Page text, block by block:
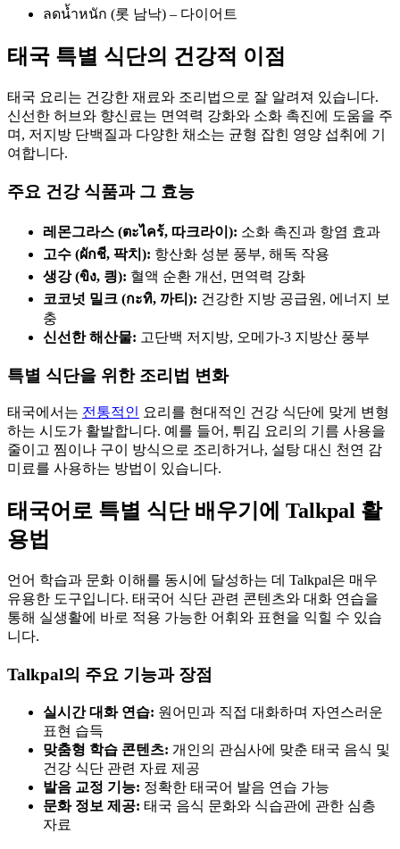
ลดน้ำหนัก (롯 남낙) – 다이어트
태국 특별 식단의 건강적 이점
태국 요리는 건강한 재료와 조리법으로 잘 알려져 있습니다.
신선한 허브와 향신료는 면역력 강화와 소화 촉진에 도움을 주
며, 저지방 단백질과 다양한 채소는 균형 잡힌 영양 섭취에 기
여합니다.
주요 건강 식품과 그 효능
레몬그라스 (ตะไคร้, 따크라이): 소화 촉진과 항염 효과
고수 (ผักชี, 팍치): 항산화 성분 풍부, 해독 작용
생강 (ขิง, 킝): 혈액 순환 개선, 면역력 강화
코코넛 밀크 (กะทิ, 까티): 건강한 지방 공급원, 에너지 보
충
신선한 해산물: 고단백 저지방, 오메가-3 지방산 풍부
특별 식단을 위한 조리법 변화
태국에서는 전통적인 요리를 현대적인 건강 식단에 맞게 변형
하는 시도가 활발합니다. 예를 들어, 튀김 요리의 기름 사용을
줄이고 찜이나 구이 방식으로 조리하거나, 설탕 대신 천연 감
미료를 사용하는 방법이 있습니다.
태국어로 특별 식단 배우기에 Talkpal 활
용법
언어 학습과 문화 이해를 동시에 달성하는 데 Talkpal은 매우
유용한 도구입니다. 태국어 식단 관련 콘텐츠와 대화 연습을
통해 실생활에 바로 적용 가능한 어휘와 표현을 익힐 수 있습
니다.
Talkpal의 주요 기능과 장점
실시간 대화 연습: 원어민과 직접 대화하며 자연스러운
표현 습득
맞춤형 학습 콘텐츠: 개인의 관심사에 맞춘 태국 음식 및
건강 식단 관련 자료 제공
발음 교정 기능: 정확한 태국어 발음 연습 가능
문화 정보 제공: 태국 음식 문화와 식습관에 관한 심층
자료